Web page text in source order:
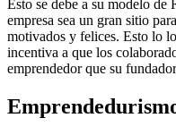
Esto se debe a su modelo de
empresa sea un gran sitio
motivados y felices. Esto lo
incentiva a que los
emprendedor que su